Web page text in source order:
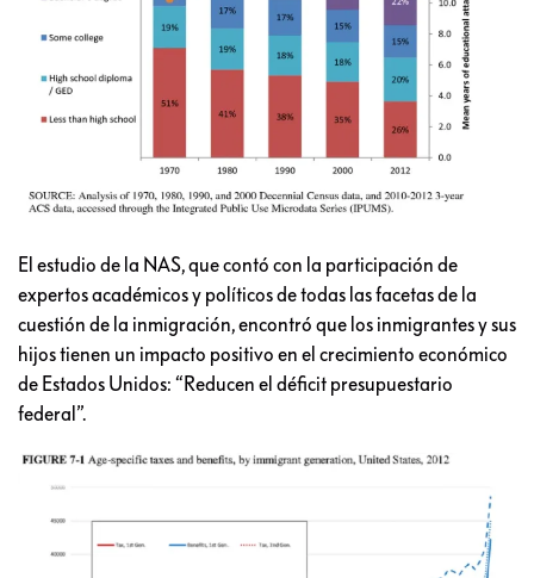
El estudio de la NAS, que contó con la participación de
expertos académicos y políticos de todas las facetas de la
cuestión de la inmigración, encontró que los inmigrantes y sus
hijos tienen un impacto positivo en el crecimiento económico
de Estados Unidos: “Reducen el déficit presupuestario
federal”.